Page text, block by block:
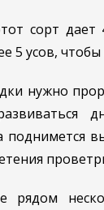
сорт дает
5 усов,
нужно
поднимется
рядом